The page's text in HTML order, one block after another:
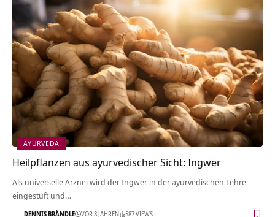
AYURVEDA
Heilpflanzen aus ayurvedischer Sicht: Ingwer
Als universelle Arznei wird der Ingwer in der ayurvedischen Lehre
eingestuft und…
DENNIS BRÄNDLE VOR 8 JAHREN 587 VIEWS